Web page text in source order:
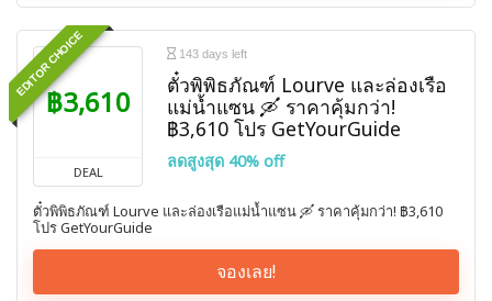
EDITOR CHOICE
฿3,610
DEAL
143 days left
ตั๋วพิพิธภัณฑ์ Lourve และล่องเรือ
แม่น้ำแซน 🛶 ราคาคุ้มกว่า!
฿3,610 โปร GetYourGuide
ลดสูงสุด 40% off
ตั๋วพิพิธภัณฑ์ Lourve และล่องเรือแม่น้ำแซน 🛶 ราคาคุ้มกว่า! ฿3,610
โปร GetYourGuide
จองเลย!